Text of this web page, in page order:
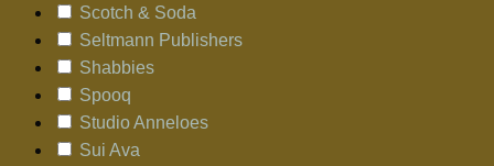
Scotch & Soda
Seltmann Publishers
Shabbies
Spooq
Studio Anneloes
Sui Ava